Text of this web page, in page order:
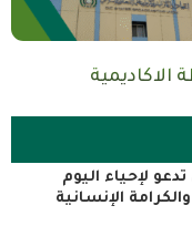
لإحياء اليوم
الإنسانية